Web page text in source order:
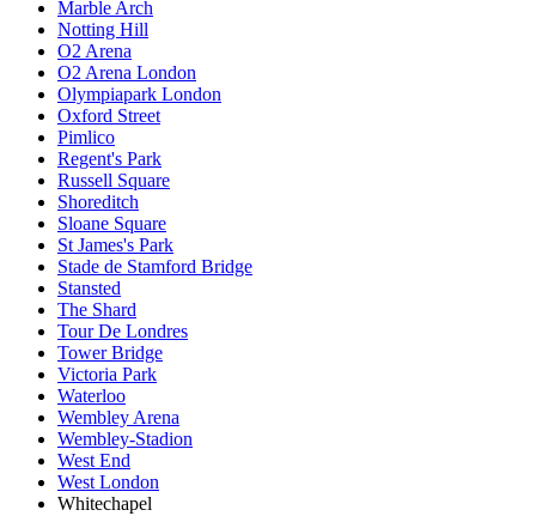
Marble Arch
Notting Hill
O2 Arena
O2 Arena London
Olympiapark London
Oxford Street
Pimlico
Regent's Park
Russell Square
Shoreditch
Sloane Square
St James's Park
Stade de Stamford Bridge
Stansted
The Shard
Tour De Londres
Tower Bridge
Victoria Park
Waterloo
Wembley Arena
Wembley-Stadion
West End
West London
Whitechapel